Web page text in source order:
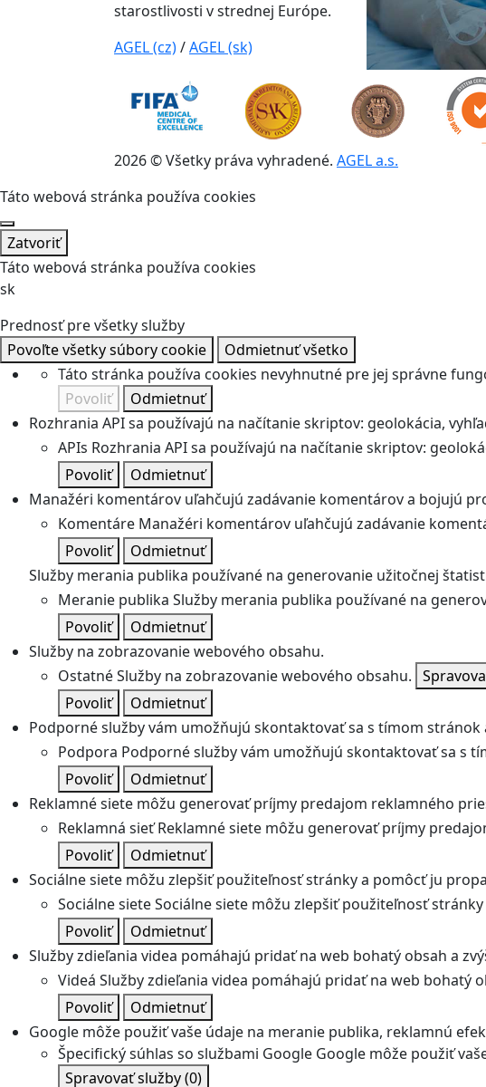
starostlivosti v strednej Európe.
AGEL (cz)/AGEL (sk)
2026 © Všetky práva vyhradené. AGEL a.s.
Táto webová stránka používa cookies
Zatvoriť
Táto webová stránka používa cookies
sk
Prednosť pre všetky služby
Povoľte všetky súbory cookie
Odmietnuť všetko
Táto stránka používa cookies nevyhnutné pre jej správne
Povoliť
Odmietnuť
Rozhrania API sa používajú na načítanie skriptov: geolokácia,
APIs Rozhrania API sa používajú na načítanie skriptov:
Povoliť
Odmietnuť
Manažéri komentárov uľahčujú zadávanie komentárov a bojujú
Komentáre Manažéri komentárov uľahčujú zadávanie
Povoliť
Odmietnuť
Služby merania publika používané na generovanie užitočnej
Meranie publika Služby merania publika používané na
Povoliť
Odmietnuť
Služby na zobrazovanie webového obsahu.
OstatnéSlužby na zobrazovanie webového obsahu.
Povoliť
Odmietnuť
Podporné služby vám umožňujú skontaktovať sa s tímom stránok
Podpora Podporné služby vám umožňujú skontaktovať sa s
Povoliť
Odmietnuť
Reklamné siete môžu generovať príjmy predajom reklamného
Reklamná sieť Reklamné siete môžu generovať príjmy
Povoliť
Odmietnuť
Sociálne siete môžu zlepšiť použiteľnosť stránky a pomôcť ju
Sociálne sieteSociálne siete môžu zlepšiť použiteľnosť
Povoliť
Odmietnuť
Služby zdieľania videa pomáhajú pridať na web bohatý obsah a
Videá Služby zdieľania videa pomáhajú pridať na web bohatý
Povoliť
Odmietnuť
Google môže použiť vaše údaje na meranie publika, reklamnú
Špecifický súhlas so službami Google Google môže použiť
Spravovať služby(0)